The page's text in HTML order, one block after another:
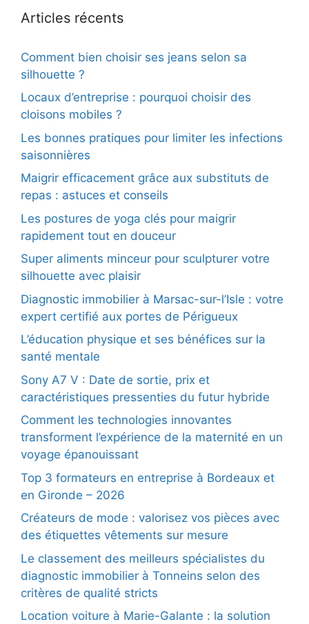
Articles récents
Comment bien choisir ses jeans selon sa
silhouette ?
Locaux d’entreprise : pourquoi choisir des
cloisons mobiles ?
Les bonnes pratiques pour limiter les infections
saisonnières
Maigrir efficacement grâce aux substituts de
repas : astuces et conseils
Les postures de yoga clés pour maigrir
rapidement tout en douceur
Super aliments minceur pour sculpturer votre
silhouette avec plaisir
Diagnostic immobilier à Marsac-sur-l’Isle : votre
expert certifié aux portes de Périgueux
L’éducation physique et ses bénéfices sur la
santé mentale
Sony A7 V : Date de sortie, prix et
caractéristiques pressenties du futur hybride
Comment les technologies innovantes
transforment l’expérience de la maternité en un
voyage épanouissant
Top 3 formateurs en entreprise à Bordeaux et
en Gironde – 2026
Créateurs de mode : valorisez vos pièces avec
des étiquettes vêtements sur mesure
Le classement des meilleurs spécialistes du
diagnostic immobilier à Tonneins selon des
critères de qualité stricts
Location voiture à Marie-Galante : la solution